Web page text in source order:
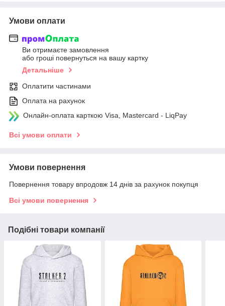
Умови оплати
Ви отримаєте замовлення
або гроші повернуться на вашу картку
Детальніше
Оплатити частинами
Оплата на рахунок
Онлайн-оплата карткою Visa, Mastercard - LiqPay
Всі умови оплати
Умови повернення
Повернення товару впродовж 14 днів за рахунок покупця
Всі умови повернення
Подібні товари компанії